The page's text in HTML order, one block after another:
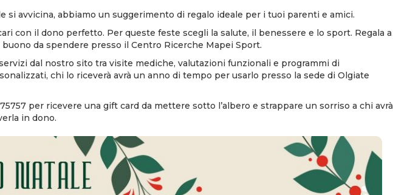
si avvicina, abbiamo un suggerimento di regalo ideale per i tuoi parenti e amici.
con il dono perfetto. Per queste feste scegli la salute, il benessere e lo sport. Regala a
da spendere presso il Centro Ricerche Mapei Sport.
dal nostro sito tra visite mediche, valutazioni funzionali e programmi di
chi lo riceverà avrà un anno di tempo per usarlo presso la sede di Olgiate
per ricevere una gift card da mettere sotto l’albero e strappare un sorriso a chi avrà
in dono.